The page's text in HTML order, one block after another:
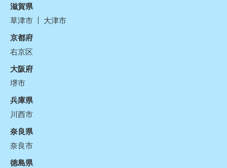
滋賀県
草津市
大津市
京都府
右京区
大阪府
堺市
兵庫県
川西市
奈良県
奈良市
徳島県